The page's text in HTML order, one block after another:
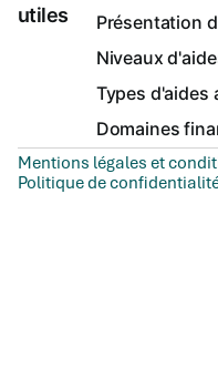
utiles
Présentation
Niveaux
Types d'aides
Domaines
Mentions légales et
Politique de